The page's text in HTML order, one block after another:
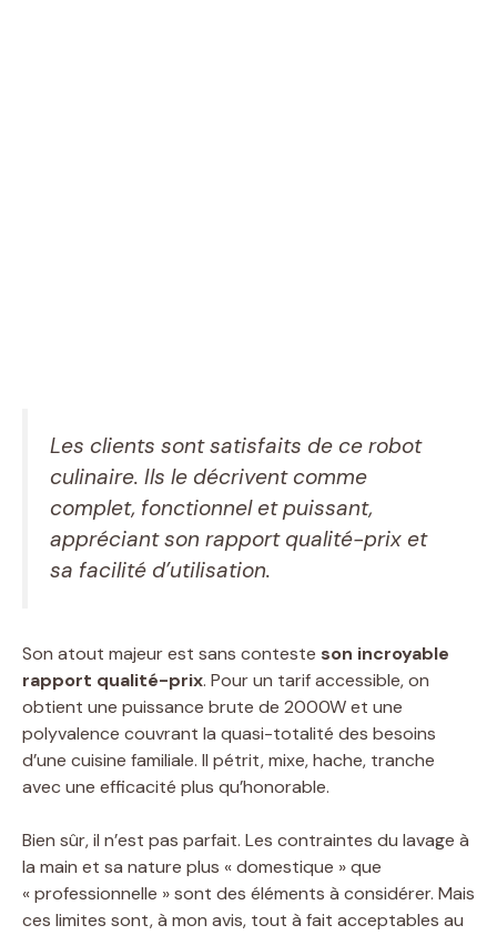
Les clients sont satisfaits de ce robot
culinaire. Ils le décrivent comme
complet, fonctionnel et puissant,
appréciant son rapport qualité-prix et
sa facilité d’utilisation.
Son atout majeur est sans conteste son incroyable
rapport qualité-prix. Pour un tarif accessible, on
obtient une puissance brute de 2000W et une
polyvalence couvrant la quasi-totalité des besoins
d’une cuisine familiale. Il pétrit, mixe, hache, tranche
avec une efficacité plus qu’honorable.
Bien sûr, il n’est pas parfait. Les contraintes du lavage à
la main et sa nature plus « domestique » que
« professionnelle » sont des éléments à considérer. Mais
ces limites sont, à mon avis, tout à fait acceptables au